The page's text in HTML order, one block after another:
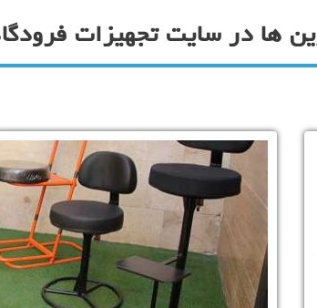
ها در سایت تجهیزات